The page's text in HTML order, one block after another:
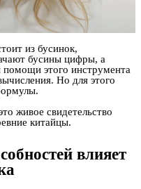
из бусинок,
бусины цифры, а
этого инструмента
Но для этого
живое свидетельство
китайцы.
влияет